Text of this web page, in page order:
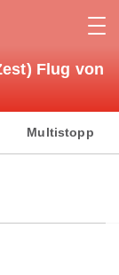
Flug von
Multistopp